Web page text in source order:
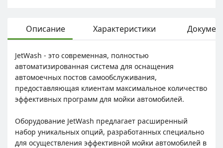
Описание Характеристики
JetWash - это современная, полностью
автоматизированная система для оснащения
автомоечных постов самообслуживания,
предоставляющая клиентам максимальное количество
эффективных программ для мойки автомобилей.
Оборудование JetWash предлагает расширенный
набор уникальных опций, разработанных специально
для осуществления эффективной мойки автомобилей в